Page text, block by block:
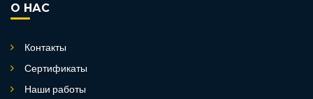
О НАС
Контакты
Сертификаты
Наши работы